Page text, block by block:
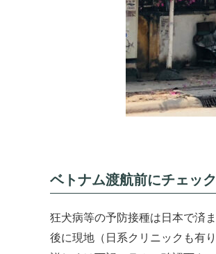
ベトナム渡航前にチェッ
狂犬病等の予防接種は日本で済
後に現地（日系クリニックも有